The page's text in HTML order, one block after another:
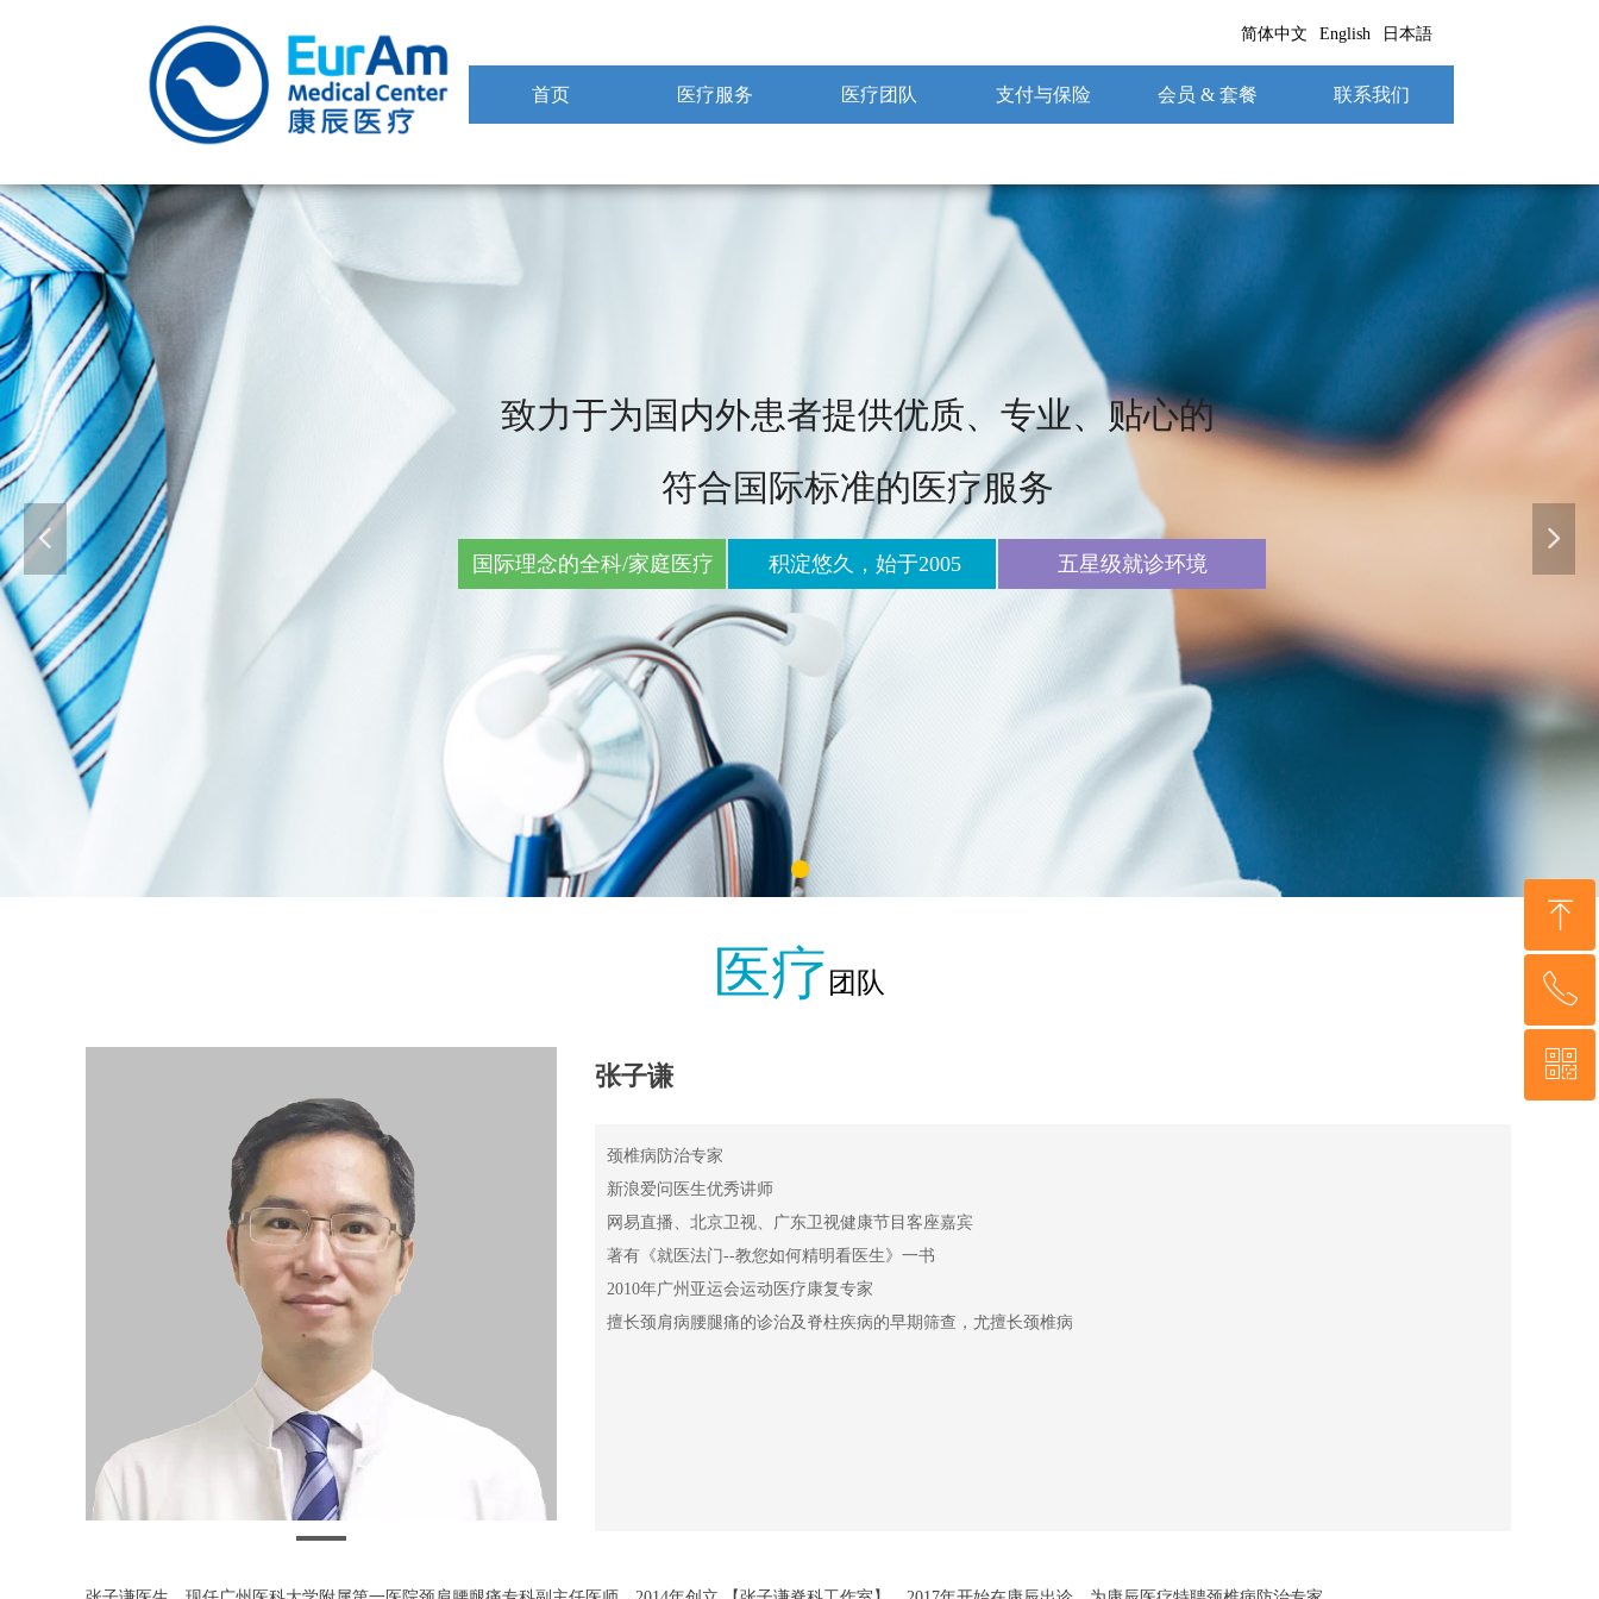
国际理念的全科/家庭医疗 积淀悠久，始于2005 五星级就诊环境
致力于为国内外患者提供优质、专业、贴心的
符合国际标准的医疗服务
넳 넲
简体中文 English 日本語
首页 医疗服务 医疗团队 支付与保险 会员 & 套餐 联系我们
张子谦
颈椎病防治专家
新浪爱问医生优秀讲师
网易直播、北京卫视、广东卫视健康节目客座嘉宾
著有《就医法门--教您如何精明看医生》一书
2010年广州亚运会运动医疗康复专家
擅长颈肩病腰腿痛的诊治及脊柱疾病的早期筛查，尤擅长颈椎病
医疗 团队
ꁸ
回到顶部
ꂅ
020-3758-5328
ꀥ